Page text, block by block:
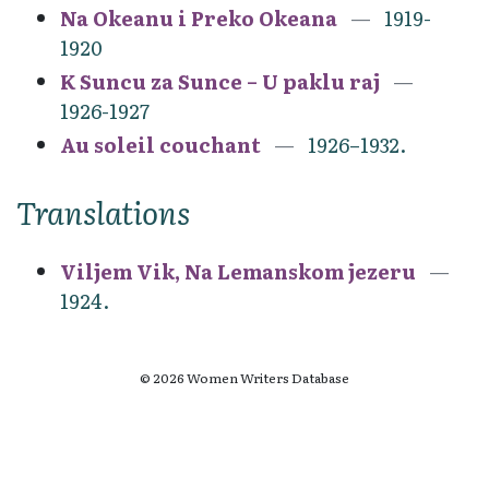
Na Okeanu i Preko Okeana
1919-
1920
K Suncu za Sunce – U paklu raj
1926-1927
Au soleil couchant
1926–1932.
Translations
Viljem Vik, Na Lemanskom jezeru
1924.
© 2026 Women Writers Database